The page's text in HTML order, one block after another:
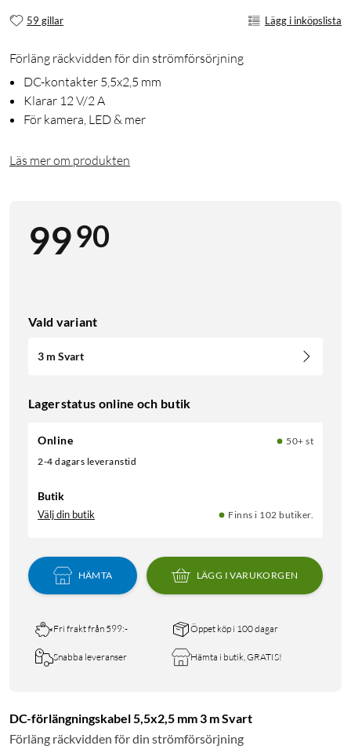
59 gillar Lägg i inköpslista
Förläng räckvidden för din strömförsörjning
DC-kontakter 5,5x2,5 mm
Klarar 12 V/2 A
För kamera, LED & mer
Läs mer om produkten
9990
Vald variant
3 m Svart
Lagerstatus online och butik
Online
50+ st
2-4 dagars leveranstid
Butik
Välj din butik Finns i 102 butiker.
HÄMTA LÄGG I VARUKORGEN
Fri frakt från 599:- Öppet köp i 100 dagar
Snabba leveranser Hämta i butik, GRATIS!
DC-förlängningskabel 5,5x2,5 mm 3 m Svart
Förläng räckvidden för din strömförsörjning